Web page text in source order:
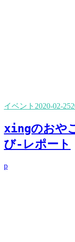
イベント 2020-02-25
xingのおや
び-レポート
p